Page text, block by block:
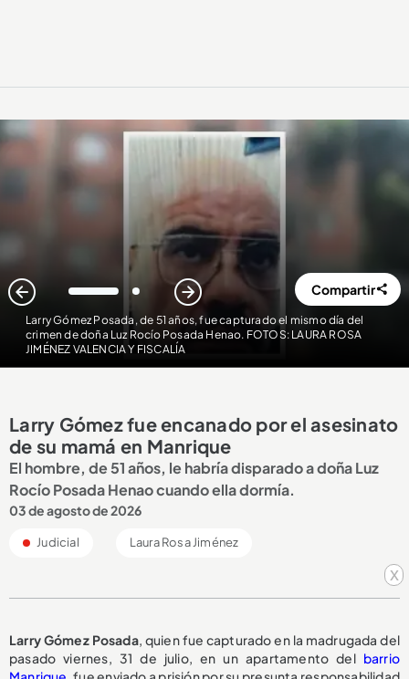
x
Larry Gómez Posada, de 51 años, fue capturado el mismo día del
crimen de doña Luz Rocío Posada Henao. FOTOS: LAURA ROSA
JIMÉNEZ VALENCIA Y FISCALÍA
1 2 Compartir
Larry Gómez fue encanado por el asesinato
de su mamá en Manrique
El hombre, de 51 años, le habría disparado a doña Luz
Rocío Posada Henao cuando ella dormía.
03 de agosto de 2026
Judicial Laura Rosa Jiménez
Larry Gómez Posada, quien fue capturado en la madrugada del
pasado viernes, 31 de julio, en un apartamento del barrio